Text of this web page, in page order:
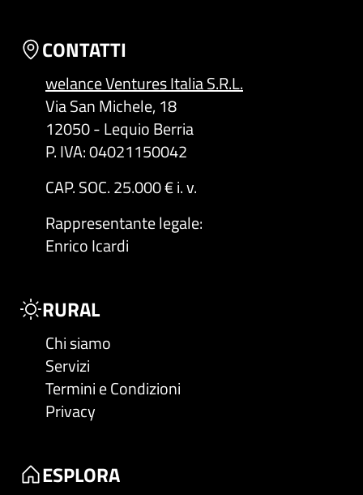
CONTATTI
welance Ventures Italia S.R.L.
Via San Michele, 18
12050 - Lequio Berria
P. IVA: 04021150042
CAP. SOC. 25.000 € i. v.
Rappresentante legale:
Enrico Icardi
RURAL
Chi siamo
Servizi
Termini e Condizioni
Privacy
ESPLORA